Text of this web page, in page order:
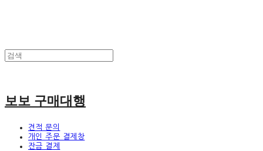
보보 구매대행
견적 문의
개인 주문 결제창
잔금 결제